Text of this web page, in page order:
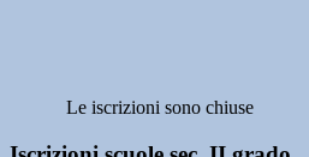
Le iscrizioni sono chiuse